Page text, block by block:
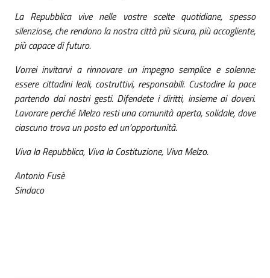
La Repubblica vive nelle vostre scelte quotidiane, spesso
silenziose, che rendono la nostra città più sicura, più accogliente,
più capace di futuro.
Vorrei invitarvi a rinnovare un impegno semplice e solenne:
essere cittadini leali, costruttivi, responsabili. Custodire la pace
partendo dai nostri gesti. Difendete i diritti, insieme ai doveri.
Lavorare perché Melzo resti una comunità aperta, solidale, dove
ciascuno trova un posto ed un’opportunità.
Viva la Repubblica, Viva la Costituzione, Viva Melzo.
Antonio Fusè
Sindaco